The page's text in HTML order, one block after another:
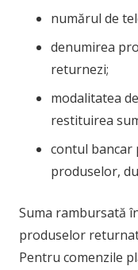
numărul de
denumirea
returnezi;
modalitatea
restituirea
contul
produselor,
Suma rambursată
produselor
Pentru comenzile